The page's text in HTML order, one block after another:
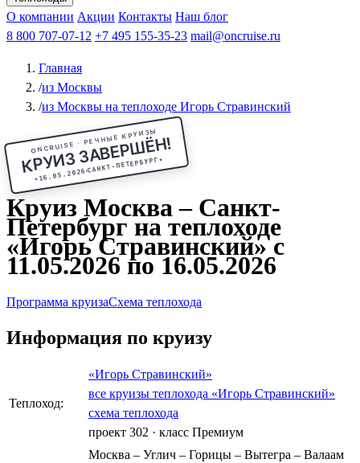
Чебоксарыиз Волгоградаиз Саратова Все города
КазаньВ Нижний НовгородВ ПермьВ Ростов-на-Дону
РыбинскНа СоловкиНа ВалаамПо ОкеПо Енисею
Афанасий Никитин Октябрьская революция
ФединАлександр СвешниковИван
МироновА.С.Попов
О компании Акции Контакты Наш блог
8 800 707-07-12 +7 495 155-35-23 mail@oncruise.ru
Главная
/из Москвы
/из Москвы на теплоходе Игорь Стравинский
ONCRUISE · РЕЧНЫЕ КРУИЗЫ
КРУИЗ ЗАВЕРШЁН!
★ 16.05.2026
САНКТ-ПЕТЕРБУРГ★
Круиз Москва – Санкт-
Петербург на теплоходе
«Игорь Стравинский» с
11.05.2026 по 16.05.2026
Программа круизаСхема теплохода
Информация по круизу
Теплоход:
«Игорь Стравинский»
все круизы теплохода «Игорь Стравинский»
схема теплохода
проект 302 · класс Премиум
Москва – Углич – Горицы – Вытегра – Валаам